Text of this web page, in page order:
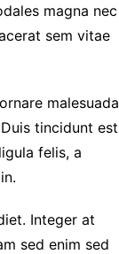
magna nec
sem vitae
malesuada
tincidunt est
felis, a
Integer at
sed enim sed